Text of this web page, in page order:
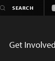
Get Involved